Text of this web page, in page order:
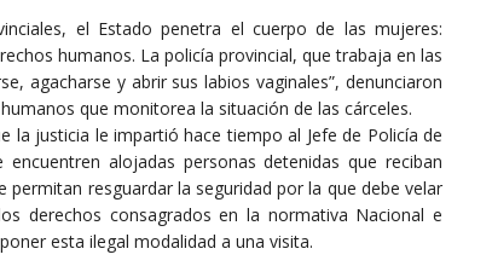
el Estado penetra el cuerpo de las mujeres:
humanos. La policía provincial, que trabaja en las
agacharse y abrir sus labios vaginales”, denunciaron
que monitorea la situación de las cárceles.
la justicia le impartió hace tiempo al Jefe de Policía de
alojadas personas detenidas que reciban
resguardar la seguridad por la que debe velar
derechos consagrados en la normativa Nacional e
esta ilegal modalidad a una visita.